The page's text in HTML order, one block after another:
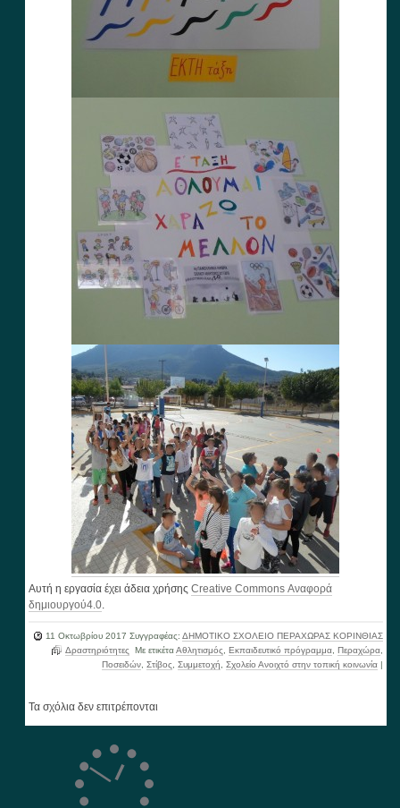
Αυτή η εργασία έχει άδεια χρήσηςCreative Commons Αναφορά
δημιουργού4.0.
11 Οκτωβρίου 2017 Συγγραφέας: ΔΗΜΟΤΙΚΟ ΣΧΟΛΕΙΟ ΠΕΡΑΧΩΡΑΣ ΚΟΡΙΝΘΙΑΣ
Δραστηριότητες Με ετικέταΑθλητισμός Εκπαιδευτικό πρόγραμμα, Περαχώρα,
Ποσειδών, Στίβος Συμμετοχή Σχολείο Ανοιχτό στην τοπική κοινωνία |
Τα σχόλια δεν επιτρέπονται